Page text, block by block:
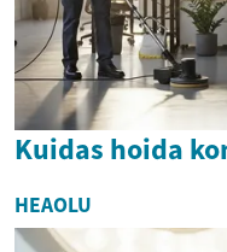
Kuidas hoida
HEAOLU